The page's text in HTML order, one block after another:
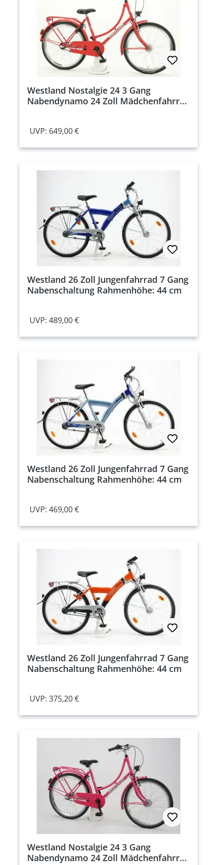
Westland Nostalgie 24 3 Gang
Nabendynamo 24 Zoll Mädchenfahrrad
UVP: 649,00 €
Westland 26 Zoll Jungenfahrrad 7 Gang
Nabenschaltung Rahmenhöhe: 44 cm
UVP: 489,00 €
Westland 26 Zoll Jungenfahrrad 7 Gang
Nabenschaltung Rahmenhöhe: 44 cm
UVP: 469,00 €
Westland 26 Zoll Jungenfahrrad 7 Gang
Nabenschaltung Rahmenhöhe: 44 cm
UVP: 375,20 €
Westland Nostalgie 24 3 Gang
Nabendynamo 24 Zoll Mädchenfahrrad